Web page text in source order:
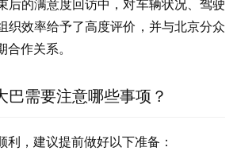
后的满意度回访中，对车辆状况、驾驶
织效率给予了高度评价，并与北京分众
作关系。
需要注意哪些事项？
利，建议提前做好以下准备：